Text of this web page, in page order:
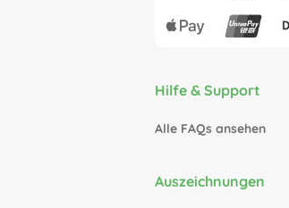
Hilfe & Support
Alle FAQs ansehen
Auszeichnungen